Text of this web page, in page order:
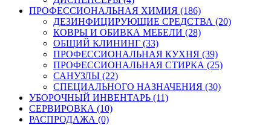
ПРОФЕССИОНАЛЬНАЯ ХИМИЯ (186)
ДЕЗИНФИЦИРУЮЩИЕ СРЕДСТВА (20)
КОВРЫ И ОБИВКА МЕБЕЛИ (28)
ОБЩИЙ КЛИНИНГ (33)
ПРОФЕССИОНАЛЬНАЯ КУХНЯ (39)
ПРОФЕССИОНАЛЬНАЯ СТИРКА (25)
САНУЗЛЫ (22)
СПЕЦИАЛЬНОГО НАЗНАЧЕНИЯ (30)
УБОРОЧНЫЙ ИНВЕНТАРЬ (11)
СЕРВИРОВКА (10)
РАСПРОДАЖА (0)